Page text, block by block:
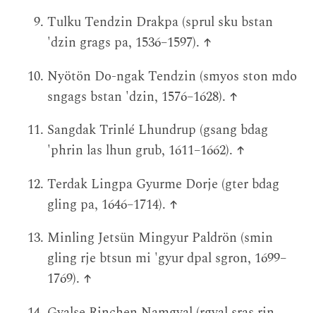
Tulku Tendzin Drakpa (sprul sku bstan
'dzin grags pa, 1536–1597). ↑
Nyötön Do-ngak Tendzin (smyos ston mdo
sngags bstan 'dzin, 1576–1628). ↑
Sangdak Trinlé Lhundrup (gsang bdag
'phrin las lhun grub, 1611–1662). ↑
Terdak Lingpa Gyurme Dorje (gter bdag
gling pa, 1646–1714). ↑
Minling Jetsün Mingyur Paldrön (smin
gling rje btsun mi 'gyur dpal sgron, 1699–
1769). ↑